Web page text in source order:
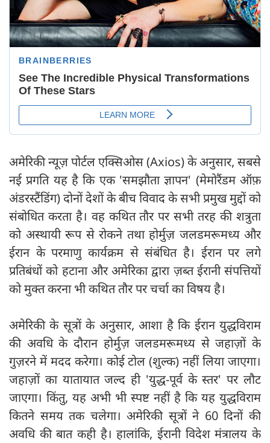
अमेरिकी न्यूज़ पोर्टल एक्सिओस (Axios) के अनुसार, सबसे
नई प्रगति यह है कि एक 'समझौता ज्ञापन' (मेमोरैंडम ऑफ़
अंडरस्टैंडिंग) दोनों देशों के बीच विवाद के सभी प्रमुख मुद्दों को
संबोधित करता है। वह कथित तौर पर सभी तरह की शत्रुता
को अस्थायी रूप से रोकने तथा होर्मुज़ जलडमरूमध्य और
ईरान के परमाणु कार्यक्रम से संबंधित है। ईरान पर लगे
प्रतिबंधों को हटाना और अमेरिका द्वारा ज़ब्त ईरानी संपत्तियों
को मुक्त करना भी कथित तौर पर चर्चा का विषय है।
अमेरिकी के सूत्रों के अनुसार, आशा है कि ईरान युद्धविराम
की अवधि के दौरान होर्मुज़ जलडमरूमध्य से जहाज़ों के
गुज़रने में मदद करेगा। कोई टोल (शुल्क) नहीं लिया जाएगा।
जहाज़ों का यातायात जल्द ही 'युद्ध-पूर्व के स्तर' पर लौट
जाएगा। किंतु, यह अभी भी स्पष्ट नहीं है कि यह युद्धविराम
कितने समय तक चलेगा। अमेरिकी सूत्रों ने 60 दिनों की
अवधि की बात कही है। हालांकि, ईरानी विदेश मंत्रालय के